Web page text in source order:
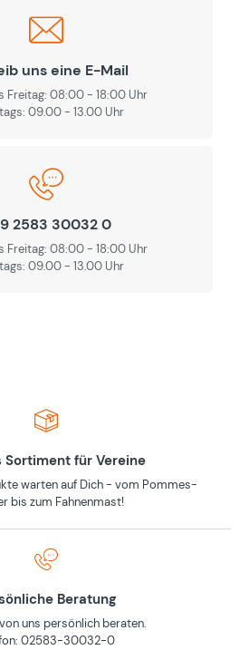
uns eine E-Mail
Freitag: 08:00 - 18:00 Uhr
09.00 - 13.00 Uhr
2583 30032 0
Freitag: 08:00 - 18:00 Uhr
09.00 - 13.00 Uhr
für Vereine
warten auf Dich - vom Pommes-
bis zum Fahnenmast!
Beratung
uns persönlich beraten.
02583-30032-0